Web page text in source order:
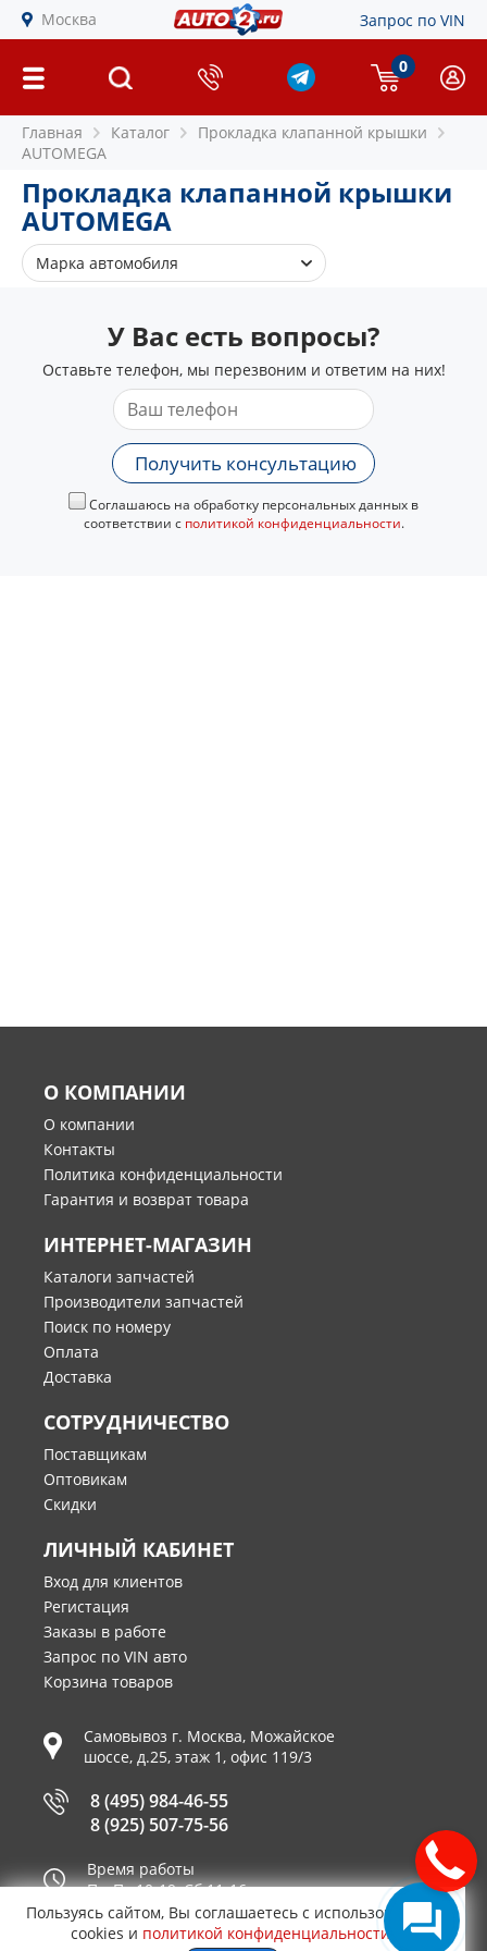
Москва Запрос по VIN
0
Главная Каталог
Прокладка клапанной крышки
AUTOMEGA
Прокладка клапанной крышки
AUTOMEGA
Марка автомобиля
Ford
У Вас есть вопросы?
Оставьте телефон, мы перезвоним и ответим на них!
Получить консультацию
Соглашаюсь на обработку персональных данных в
соответствии с политикой конфиденциальности.
О КОМПАНИИ
О компании
Контакты
Политика конфиденциальности
Гарантия и возврат товара
ИНТЕРНЕТ-МАГАЗИН
Каталоги запчастей
Производители запчастей
Поиск по номеру
Оплата
Доставка
СОТРУДНИЧЕСТВО
Поставщикам
Оптовикам
Скидки
ЛИЧНЫЙ КАБИНЕТ
Вход для клиентов
Регистация
Заказы в работе
Запрос по VIN авто
Корзина товаров
Самовывоз г. Москва, Можайское
шоссе, д.25, этаж 1, офис 119/3
8 (495) 984-46-55
8 (925) 507-75-56
Время работы
Пн-Пт 10-19, Сб 11-16
Принимаем к оплате
Пользуясь сайтом, Вы соглашаетесь с использованием
cookies и политикой конфиденциальности